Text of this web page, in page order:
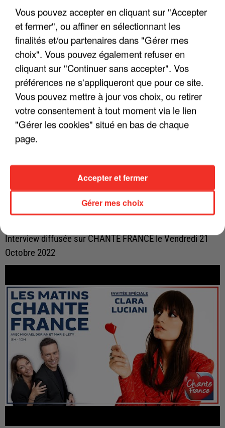
Interview diffusée sur CHANTE FRANCE le Vendredi 28
Octobre 2022
LES INTERVIEWS CHANTE FRANCE AVEC
Interview diffusée sur CHANTE FRANCE le Vendredi 21
Octobre 2022
Vous pouvez accepter en cliquant sur "Accepter
et fermer", ou affiner en sélectionnant les
finalités et/ou partenaires dans "Gérer mes
choix". Vous pouvez également refuser en
cliquant sur "Continuer sans accepter". Vos
préférences ne s'appliqueront que pour ce site.
Vous pouvez mettre à jour vos choix, ou retirer
votre consentement à tout moment via le lien
"Gérer les cookies" situé en bas de chaque
page.
Gérer mes choix
Accepter et fermer